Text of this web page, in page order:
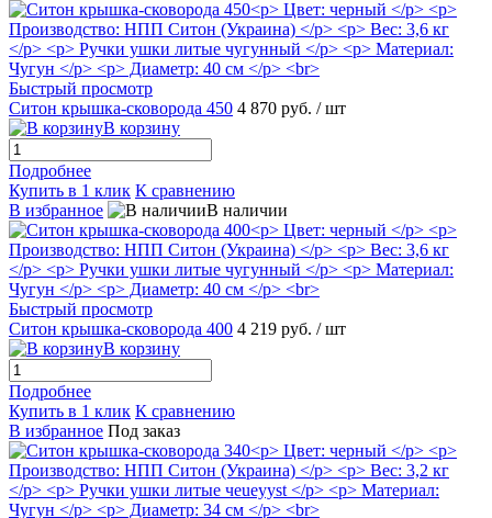
Быстрый просмотр
Ситон крышка-сковорода 450 4 870 руб. / шт
В корзину
Подробнее
Купить в 1 клик К сравнению
В избранное
В наличии
Быстрый просмотр
Ситон крышка-сковорода 400 4 219 руб. / шт
В корзину
Подробнее
Купить в 1 клик К сравнению
В избранное Под заказ